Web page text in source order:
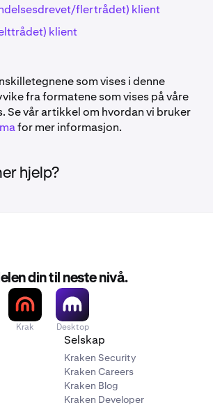
flertrådet) klient
klient
som vises i denne
fra formatene som vises på våre
Se vår artikkel om hvordan vi bruker
for mer informasjon.
hjelp?
din til neste nivå.
Krak Desktop
Selskap
Kraken Security
Kraken Careers
Kraken Blog
Kraken Developer